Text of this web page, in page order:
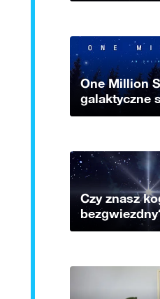
One Million
galaktyczne
Czy znasz